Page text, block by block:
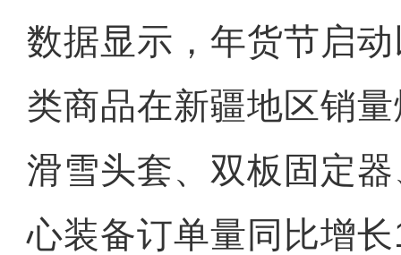
数据显示，年货节启
类商品在新疆地区销
滑雪头套、双板固定
心装备订单量同比增